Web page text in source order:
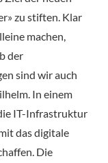
zu stiften. Klar
machen,
der
sind wir auch
In einem
IT-Infrastruktur
das digitale
Die